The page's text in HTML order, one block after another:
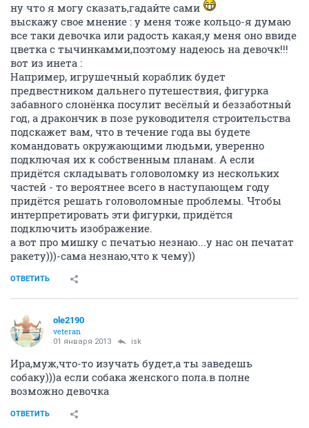
ну что я могу сказать,гадайте сами
выскажу свое мнение : у меня тоже кольцо-я думаю
все таки девочка или радость какая,у меня оно ввиде
цветка с тычинкамми,поэтому надеюсь на девочк!!!
вот из инета :
Например, игрушечный кораблик будет
предвестником дальнего путешествия, фигурка
забавного слонёнка посулит весёлый и беззаботный
год, а дракончик в позе руководителя строительства
подскажет вам, что в течение года вы будете
командовать окружающими людьми, уверенно
подключая их к собственным планам. А если
придётся складывать головоломку из нескольких
частей - то вероятнее всего в наступающем году
придётся решать головоломные проблемы. Чтобы
интерпретировать эти фигурки, придётся
подключить изображение.
а вот про мишку с печатью незнаю...у нас он печатат
ракету)))-сама незнаю,что к чему))
ОТВЕТИТЬ
ole2190
veteran
01 января 2013 isk
Ира,муж,что-то изучать будет,а ты заведешь
собаку)))а если собака женского пола.в полне
возможно девочка
ОТВЕТИТЬ